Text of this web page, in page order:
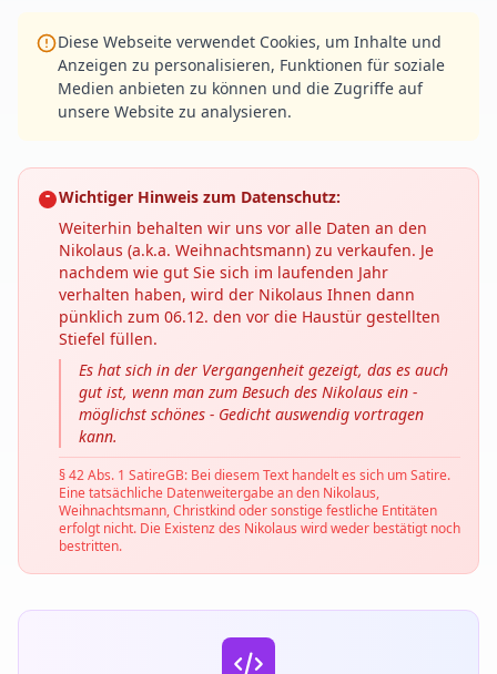
Diese Webseite verwendet Cookies, um Inhalte und
Anzeigen zu personalisieren, Funktionen für soziale
Medien anbieten zu können und die Zugriffe auf
unsere Website zu analysieren.
Wichtiger Hinweis zum Datenschutz:
Weiterhin behalten wir uns vor alle Daten an den
Nikolaus (a.k.a. Weihnachtsmann) zu verkaufen. Je
nachdem wie gut Sie sich im laufenden Jahr
verhalten haben, wird der Nikolaus Ihnen dann
pünklich zum 06.12. den vor die Haustür gestellten
Stiefel füllen.
Es hat sich in der Vergangenheit gezeigt, das es auch
gut ist, wenn man zum Besuch des Nikolaus ein -
möglichst schönes - Gedicht auswendig vortragen
kann.
§ 42 Abs. 1 SatireGB: Bei diesem Text handelt es sich um Satire.
Eine tatsächliche Datenweitergabe an den Nikolaus,
Weihnachtsmann, Christkind oder sonstige festliche Entitäten
erfolgt nicht. Die Existenz des Nikolaus wird weder bestätigt noch
bestritten.